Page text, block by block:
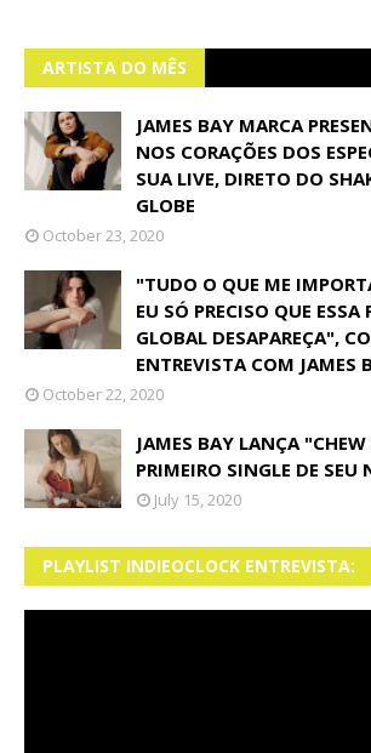
ARTISTA DO MÊS
JAMES BAY MARCA
NOS CORAÇÕES DOS
SUA LIVE, DIRETO DO
GLOBE
October 23, 2020
"TUDO O QUE ME
EU SÓ PRECISO QUE
GLOBAL DESAPAREÇA",
ENTREVISTA COM JAMES
October 22, 2020
JAMES BAY LANÇA
PRIMEIRO SINGLE DE SEU
July 15, 2020
PLAYLIST INDIEOCLOCK ENTREVISTA: